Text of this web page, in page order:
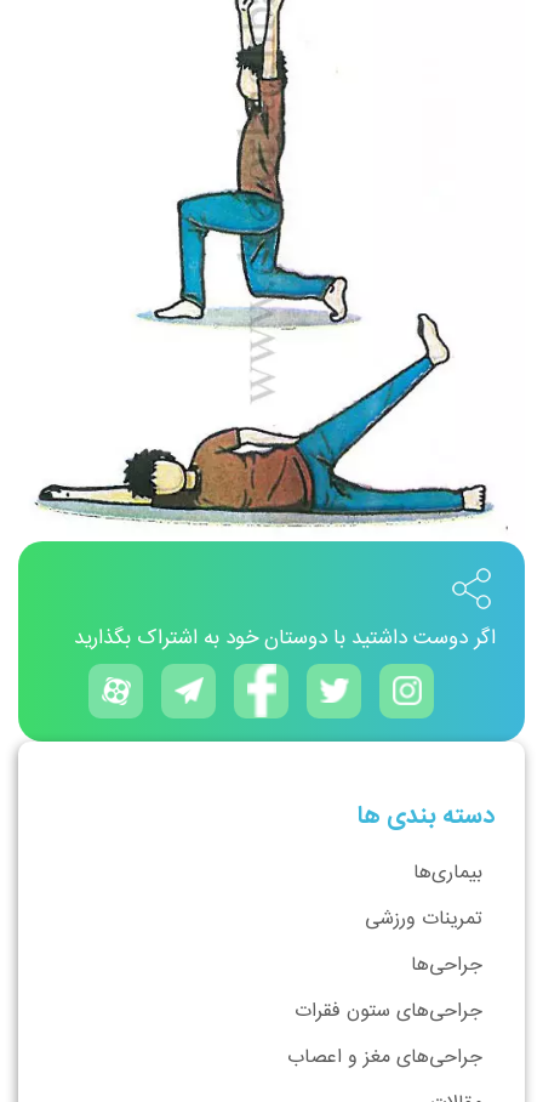
اگر دوست داشتید با دوستان خود به اشتراک بگذارید
دسته بندی ها
بیماری‌ها
تمرینات ورزشی
جراحی‌ها
جراحی‌های ستون فقرات
جراحی‌های مغز و اعصاب